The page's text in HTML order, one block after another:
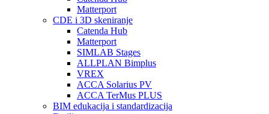
Matterport
CDE i 3D skeniranje
Catenda Hub
Matterport
SIMLAB Stages
ALLPLAN Bimplus
VREX
ACCA Solarius PV
ACCA TerMus PLUS
BIM edukacija i standardizacija